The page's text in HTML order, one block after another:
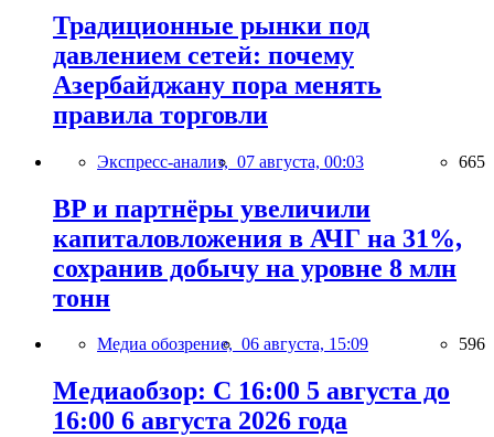
Традиционные рынки под
давлением сетей: почему
Азербайджану пора менять
правила торговли
Экспресс-анализ, 07 августа, 00:03 665
BP и партнёры увеличили
капиталовложения в АЧГ на 31%,
сохранив добычу на уровне 8 млн
тонн
Медиа обозрение, 06 августа, 15:09 596
Медиаобзор: С 16:00 5 августа до
16:00 6 августа 2026 года